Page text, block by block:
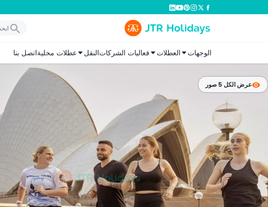
الوجهات العطلات فعاليات الشركاتالنقل عطلات محليةاتصل بنا
عرض الكل 5 صور